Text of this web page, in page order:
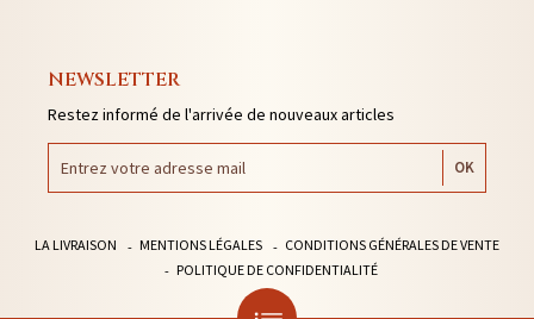
NEWSLETTER
Restez informé de l'arrivée de nouveaux articles
LA LIVRAISON MENTIONS LÉGALES
CONDITIONS GÉNÉRALES DE VENTE
POLITIQUE DE CONFIDENTIALITÉ